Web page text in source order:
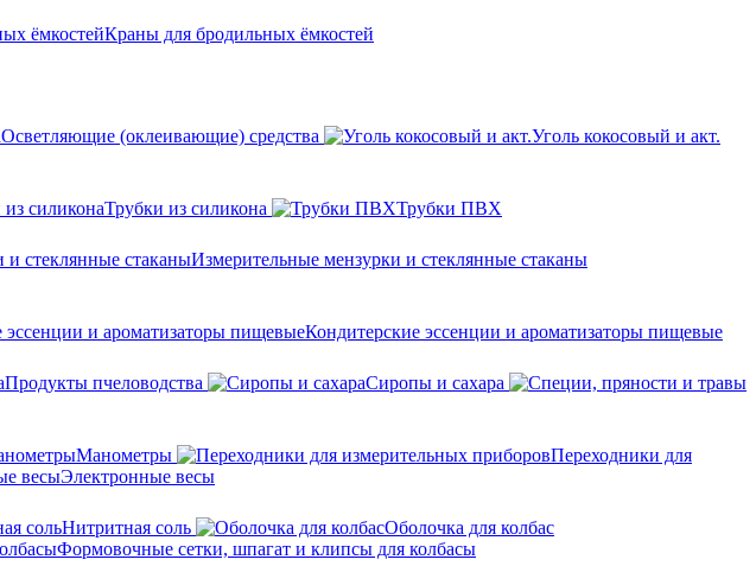
Краны для бродильных ёмкостей
Осветляющие (оклеивающие) средства
Уголь кокосовый и акт.
Трубки из силикона
Трубки ПВХ
Измерительные мензурки и стеклянные стаканы
Кондитерские эссенции и ароматизаторы пищевые
Продукты пчеловодства
Сиропы и сахара
Манометры
Переходники для
Электронные весы
Нитритная соль
Оболочка для колбас
Формовочные сетки, шпагат и клипсы для колбасы